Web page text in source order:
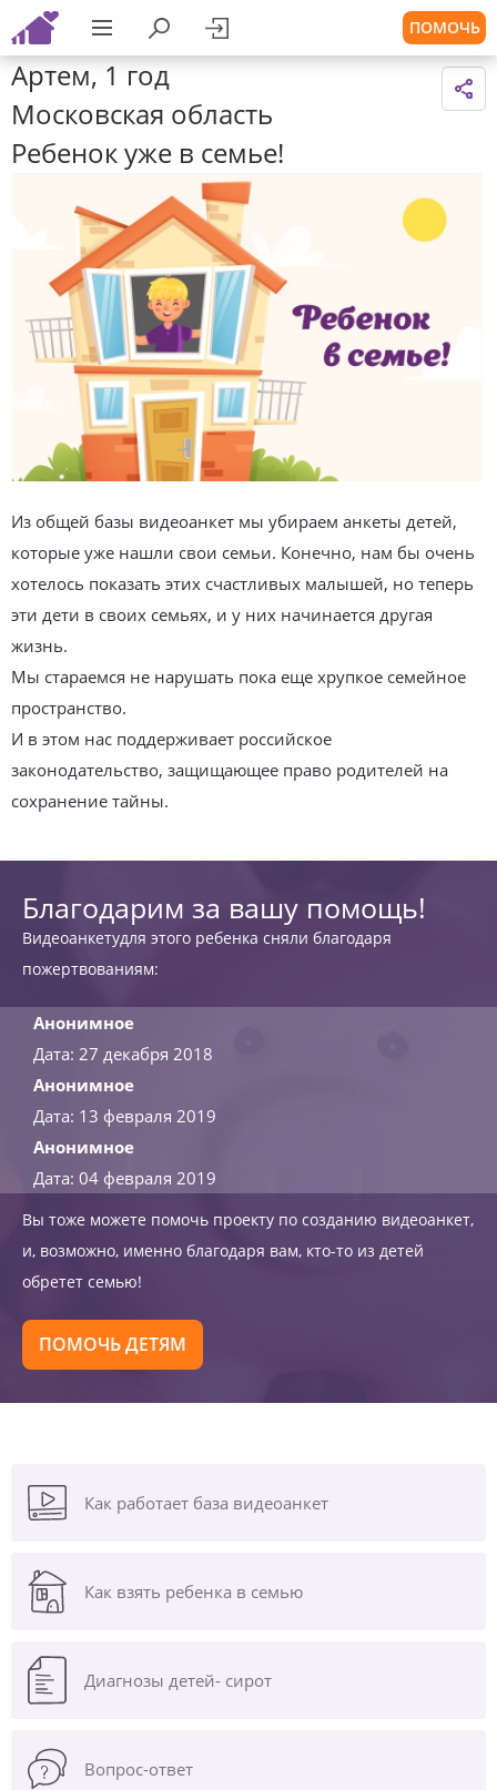
ПОМОЧЬ
Артем, 1 год
Московская область
Ребенок уже в семье!
Из общей базы видеоанкет мы убираем анкеты детей,
которые уже нашли свои семьи. Конечно, нам бы очень
хотелось показать этих счастливых малышей, но теперь
эти дети в своих семьях, и у них начинается другая
жизнь.
Мы стараемся не нарушать пока еще хрупкое семейное
пространство.
И в этом нас поддерживает российское
законодательство, защищающее право родителей на
сохранение тайны.
Благодарим за вашу помощь!
Видеоанкетудля этого ребенка сняли благодаря
пожертвованиям:
Анонимное
Дата: 27 декабря 2018
Анонимное
Дата: 13 февраля 2019
Анонимное
Дата: 04 февраля 2019
Вы тоже можете помочь проекту по созданию видеоанкет,
и, возможно, именно благодаря вам, кто-то из детей
обретет семью!
ПОМОЧЬ ДЕТЯМ
Как работает база видеоанкет
Как взять ребенка в семью
Диагнозы детей- сирот
Вопрос-ответ